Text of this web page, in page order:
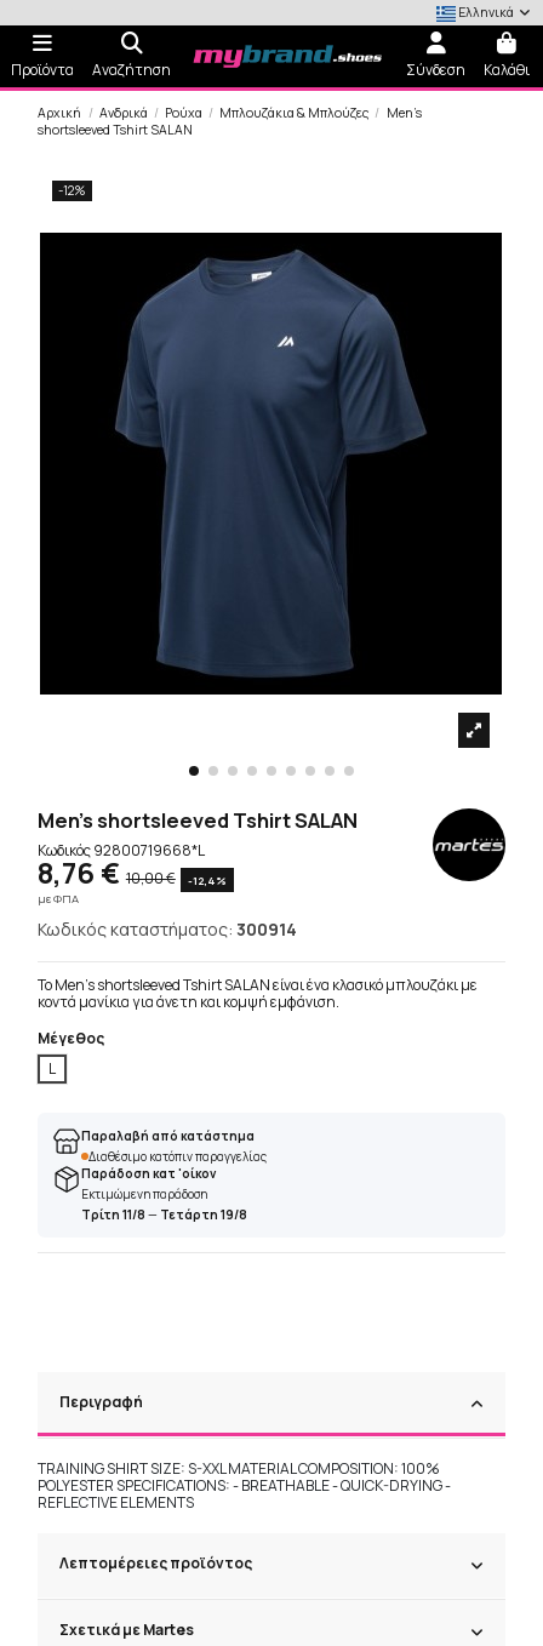
Ελληνικά
Προϊόντα Αναζήτηση Σύνδεση Καλάθι
Αρχική Ανδρικά Ρούχα Μπλουζάκια & Μπλούζες
Men's
shortsleeved Tshirt SALAN
-12%
Men's shortsleeved Tshirt SALAN
Κωδικός92800719668*L
8,76 € 10,00 €
-12,4%
με ΦΠΑ
Κωδικός καταστήματος:300914
Το Men's shortsleeved Tshirt SALAN είναι ένα κλασικό μπλουζάκι με
κοντά μανίκια για άνετη και κομψή εμφάνιση.
Μέγεθος
L
Παραλαβή από κατάστημα
Διαθέσιμο κατόπιν παραγγελίας
Παράδοση κατ 'οίκον
Εκτιμώμενη παράδοση
Τρίτη 11/8 — Τετάρτη 19/8
Περιγραφή
TRAINING SHIRT SIZE: S-XXL MATERIAL COMPOSITION: 100%
POLYESTER SPECIFICATIONS: - BREATHABLE - QUICK-DRYING -
REFLECTIVE ELEMENTS
Λεπτομέρειες προϊόντος
Σχετικά με Martes